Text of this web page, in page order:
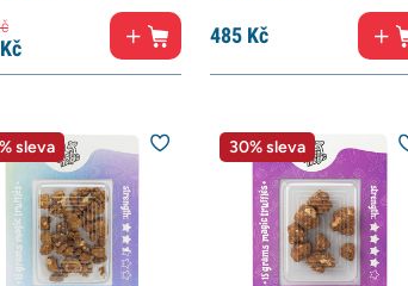
Kč
485 Kč
sleva 30% sleva